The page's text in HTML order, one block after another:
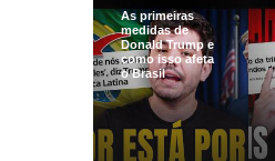
As primeiras
medidas de
Donald Trump e
como isso afeta
o Brasil